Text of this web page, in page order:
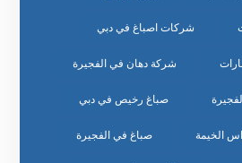
شركات اصباغ في دبي
شركة دهان في الفجيرة
صباغ رخيص في دبي
الخيمة صباغ في الفجيرة